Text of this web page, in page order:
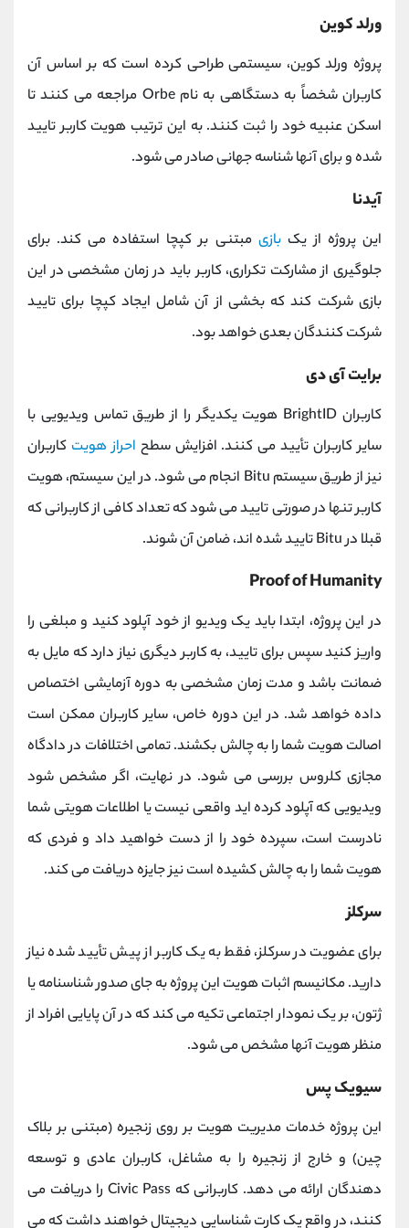
ورلد کوین
پروژه ورلد کوین، سیستمی طراحی کرده است که بر اساس آن
کاربران شخصاً به دستگاهی به نام Orbe مراجعه می کنند تا
اسکن عنبیه خود را ثبت کنند. به این ترتیب هویت کاربر تایید
شده و برای آنها شناسه جهانی صادر می شود.
آیدنا
این پروژه از یکبازی مبتنی بر کپچا استفاده می کند. برای
جلوگیری از مشارکت تکراری، کاربر باید در زمان مشخصی در این
بازی شرکت کند که بخشی از آن شامل ایجاد کپچا برای تایید
شرکت کنندگان بعدی خواهد بود.
برایت آی دی
کاربران BrightID هویت یکدیگر را از طریق تماس ویدیویی با
سایر کاربران تأیید می کنند. افزایش سطح احراز هویت کاربران
نیز از طریق سیستم Bitu انجام می شود. در این سیستم، هویت
کاربر تنها در صورتی تایید می شود که تعداد کافی از کاربرانی که
قبلا در Bitu تایید شده اند، ضامن آن شوند.
Proof of Humanity
در این پروژه، ابتدا باید یک ویدیو از خود آپلود کنید و مبلغی را
واریز کنید سپس برای تایید، به کاربر دیگری نیاز دارد که مایل به
ضمانت باشد و مدت زمان مشخصی به دوره آزمایشی اختصاص
داده خواهد شد. در این دوره خاص، سایر کاربران ممکن است
اصالت هویت شما را به چالش بکشند. تمامی اختلافات در دادگاه
مجازی کلروس بررسی می شود. در نهایت، اگر مشخص شود
ویدیویی که آپلود کرده اید واقعی نیست یا اطلاعات هویتی شما
نادرست است، سپرده خود را از دست خواهید داد و فردی که
هویت شما را به چالش کشیده است نیز جایزه دریافت می کند.
سرکلز
برای عضویت در سرکلز، فقط به یک کاربر از پیش تأیید شده نیاز
دارید. مکانیسم اثبات هویت این پروژه به جای صدور شناسنامه یا
ژتون، بر یک نمودار اجتماعی تکیه می کند که در آن پایایی افراد از
منظر هویت آنها مشخص می شود.
سیویک پس
این پروژه خدمات مدیریت هویت بر روی زنجیره (مبتنی بر بلاک
چین) و خارج از زنجیره را به مشاغل، کاربران عادی و توسعه
دهندگان ارائه می دهد. کاربرانی که Civic Pass را دریافت می
کنند، در واقع یک کارت شناسایی دیجیتال خواهند داشت که می